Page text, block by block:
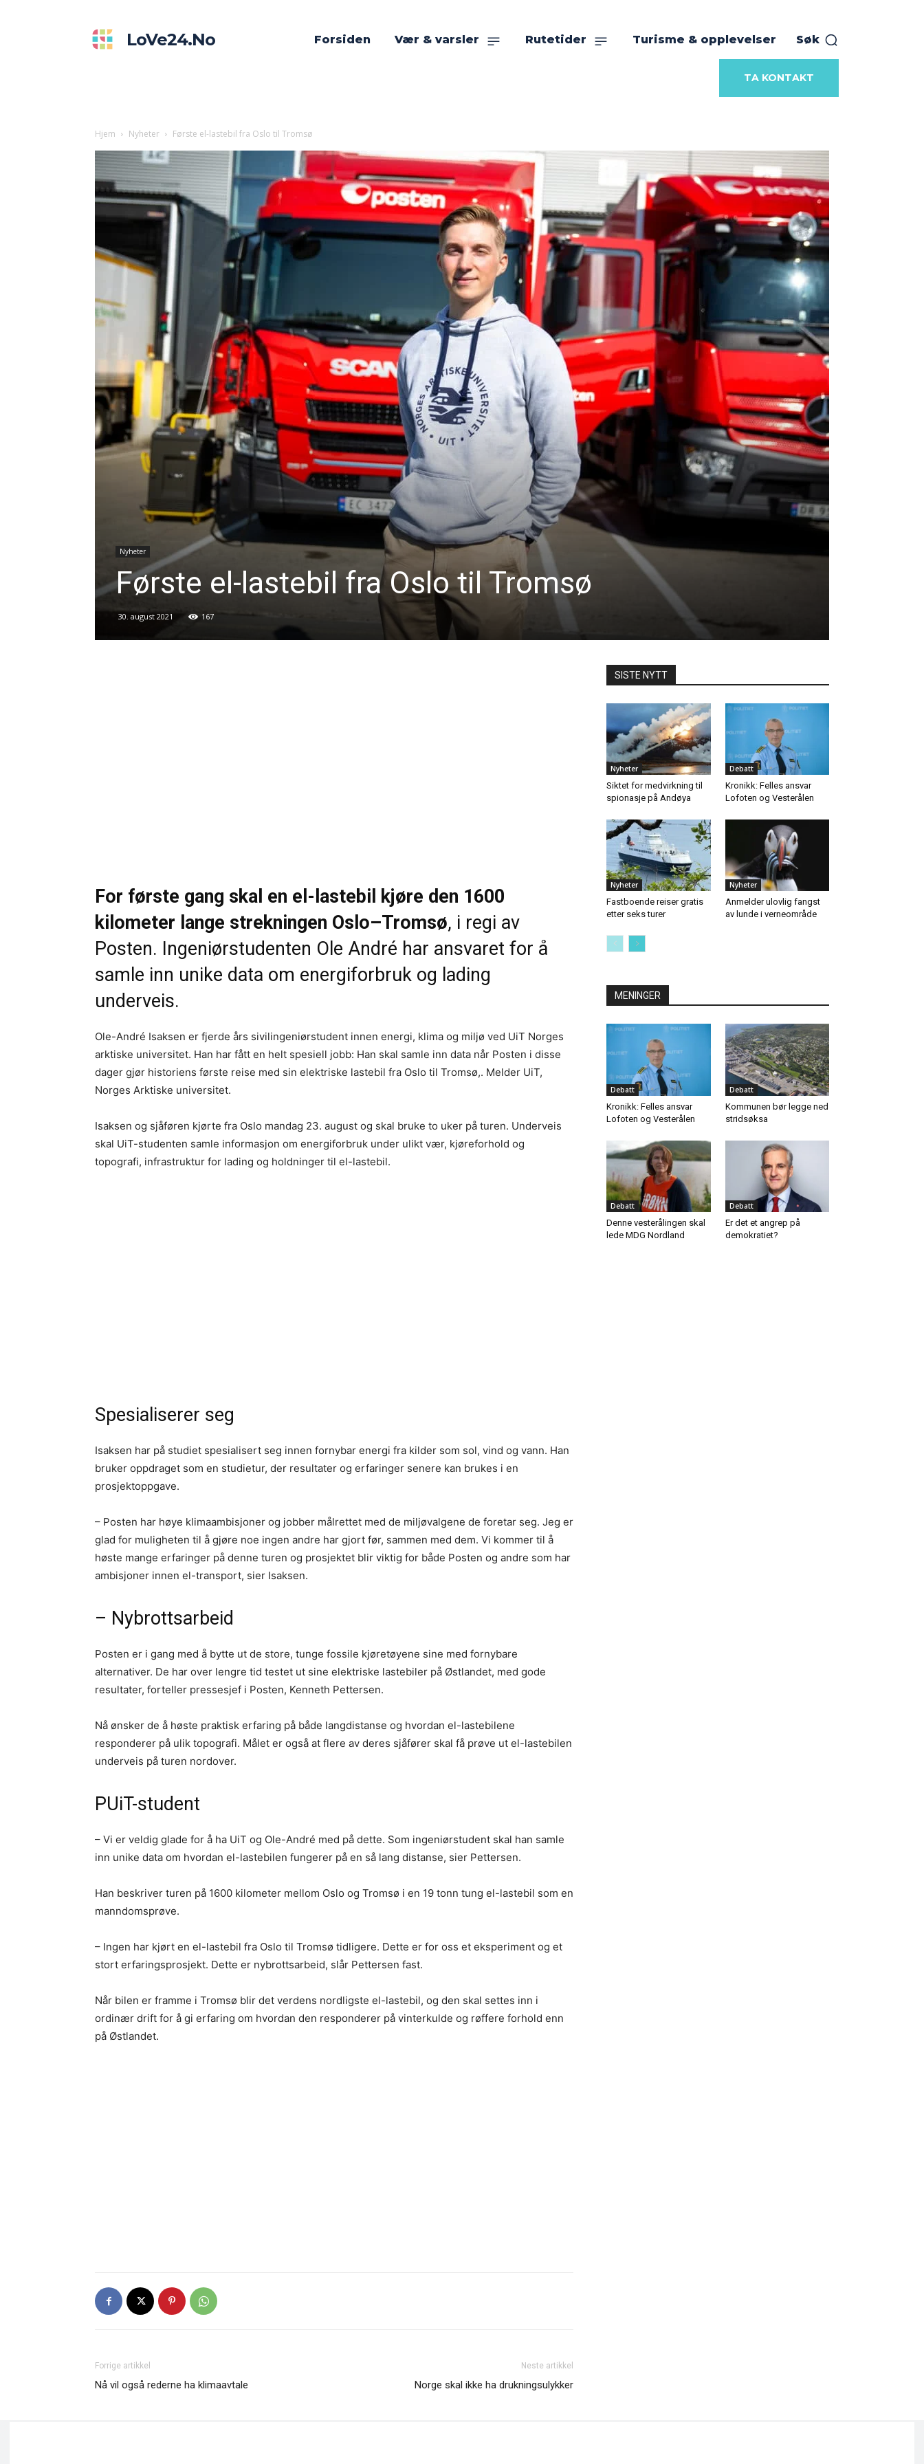
LoVe24.no Forsiden Vær & varsler Rutetider Turisme & opplevelser Søk
TA KONTAKT
Hjem Nyheter Første el-lastebil fra Oslo til Tromsø
Nyheter
Første el-lastebil fra Oslo til Tromsø
30. august 2021 167
For første gang skal en el-lastebil kjøre den 1600
kilometer lange strekningen Oslo–Tromsø, i regi av
Posten. Ingeniørstudenten Ole André har ansvaret for å
samle inn unike data om energiforbruk og lading
underveis.
Ole-André Isaksen er fjerde års sivilingeniørstudent innen energi, klima og miljø ved UiT Norges
arktiske universitet. Han har fått en helt spesiell jobb: Han skal samle inn data når Posten i disse
dager gjør historiens første reise med sin elektriske lastebil fra Oslo til Tromsø,. Melder UiT,
Norges Arktiske universitet.
Isaksen og sjåføren kjørte fra Oslo mandag 23. august og skal bruke to uker på turen. Underveis
skal UiT-studenten samle informasjon om energiforbruk under ulikt vær, kjøreforhold og
topografi, infrastruktur for lading og holdninger til el-lastebil.
Spesialiserer seg
Isaksen har på studiet spesialisert seg innen fornybar energi fra kilder som sol, vind og vann. Han
bruker oppdraget som en studietur, der resultater og erfaringer senere kan brukes i en
prosjektoppgave.
– Posten har høye klimaambisjoner og jobber målrettet med de miljøvalgene de foretar seg. Jeg er
glad for muligheten til å gjøre noe ingen andre har gjort før, sammen med dem. Vi kommer til å
høste mange erfaringer på denne turen og prosjektet blir viktig for både Posten og andre som har
ambisjoner innen el-transport, sier Isaksen.
– Nybrottsarbeid
Posten er i gang med å bytte ut de store, tunge fossile kjøretøyene sine med fornybare
alternativer. De har over lengre tid testet ut sine elektriske lastebiler på Østlandet, med gode
resultater, forteller pressesjef i Posten, Kenneth Pettersen.
Nå ønsker de å høste praktisk erfaring på både langdistanse og hvordan el-lastebilene
responderer på ulik topografi. Målet er også at flere av deres sjåfører skal få prøve ut el-lastebilen
underveis på turen nordover.
PUiT-student
– Vi er veldig glade for å ha UiT og Ole-André med på dette. Som ingeniørstudent skal han samle
inn unike data om hvordan el-lastebilen fungerer på en så lang distanse, sier Pettersen.
Han beskriver turen på 1600 kilometer mellom Oslo og Tromsø i en 19 tonn tung el-lastebil som en
manndomsprøve.
– Ingen har kjørt en el-lastebil fra Oslo til Tromsø tidligere. Dette er for oss et eksperiment og et
stort erfaringsprosjekt. Dette er nybrottsarbeid, slår Pettersen fast.
Når bilen er framme i Tromsø blir det verdens nordligste el-lastebil, og den skal settes inn i
ordinær drift for å gi erfaring om hvordan den responderer på vinterkulde og røffere forhold enn
på Østlandet.
Forrige artikkel
Nå vil også rederne ha klimaavtale
Neste artikkel
Norge skal ikke ha drukningsulykker
SISTE NYTT
Nyheter
Siktet for medvirkning til
spionasje på Andøya
Debatt
Kronikk: Felles ansvar
Lofoten og Vesterålen
Nyheter
Fastboende reiser gratis
etter seks turer
Nyheter
Anmelder ulovlig fangst
av lunde i verneområde
MENINGER
Debatt
Kronikk: Felles ansvar
Lofoten og Vesterålen
Debatt
Kommunen bør legge ned
stridsøksa
Debatt
Denne vesterålingen skal
lede MDG Nordland
Debatt
Er det et angrep på
demokratiet?